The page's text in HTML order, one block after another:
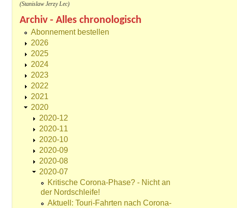
(Stanislaw Jerzy Lec)
Archiv - Alles chronologisch
Abonnement bestellen
2026
2025
2024
2023
2022
2021
2020
2020-12
2020-11
2020-10
2020-09
2020-08
2020-07
Kritische Corona-Phase? - Nicht an
der Nordschleife!
Aktuell: Touri-Fahrten nach Corona-